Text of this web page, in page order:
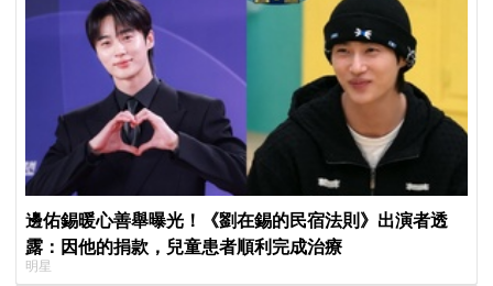
邊佑錫暖心善舉曝光！《劉在錫的民宿法則》出演者透
露：因他的捐款，兒童患者順利完成治療
明星